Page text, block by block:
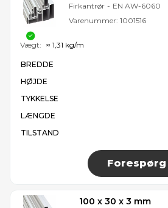
Firkantrør - EN AW-6060
Varenummer: 1001516
BREDDE
HØJDE
TYKKELSE
LÆNGDE
TILSTAND
Forespørg
Vægt: ≈ 1,31 kg/m
100 x 30 x 3 mm